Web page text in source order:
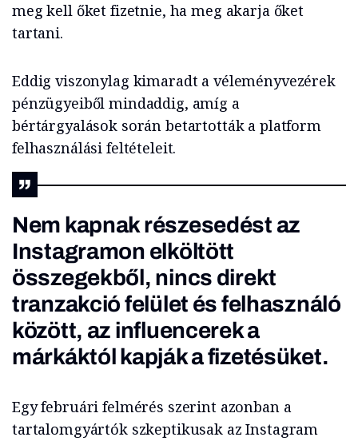
meg kell őket fizetnie, ha meg akarja őket
tartani.
Eddig viszonylag kimaradt a véleményvezérek
pénzügyeiből mindaddig, amíg a
bértárgyalások során betartották a platform
felhasználási feltételeit.
Nem kapnak részesedést az
Instagramon elköltött
összegekből, nincs direkt
tranzakció felület és felhasználó
között, az influencerek a
márkáktól kapják a fizetésüket.
Egy februári felmérés szerint azonban a
tartalomgyártók szkeptikusak az Instagram